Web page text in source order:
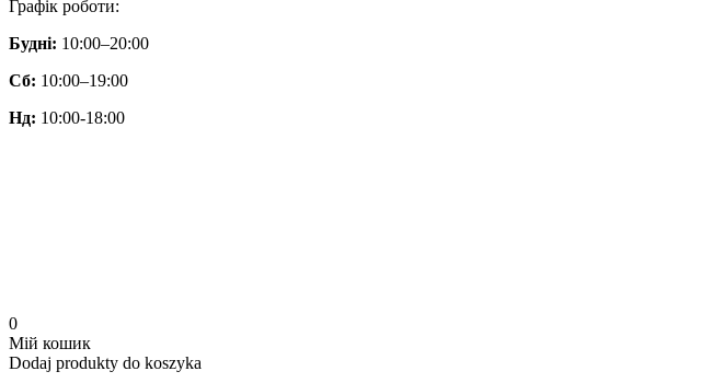
Графік роботи:
Будні: 10:00–20:00
Сб: 10:00–19:00
Нд: 10:00-18:00
0
Мій кошик
Dodaj produkty do koszyka